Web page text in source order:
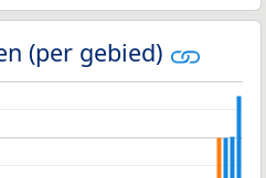
(per gebied)